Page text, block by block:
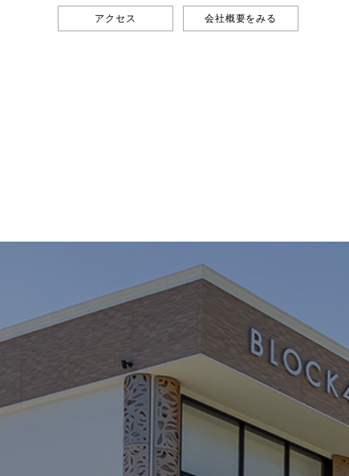
アクセス 会社概要をみる